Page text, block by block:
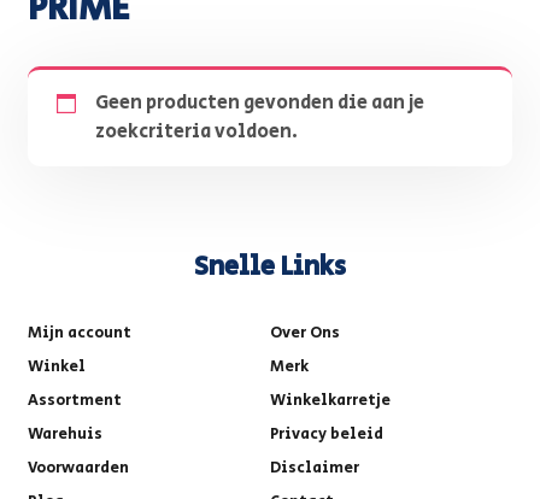
Geen producten gevonden die aan je
zoekcriteria voldoen.
Snelle Links
Mijn account
Over Ons
Winkel
Merk
Assortment
Winkelkarretje
Warehuis
Privacy beleid
Voorwaarden
Disclaimer